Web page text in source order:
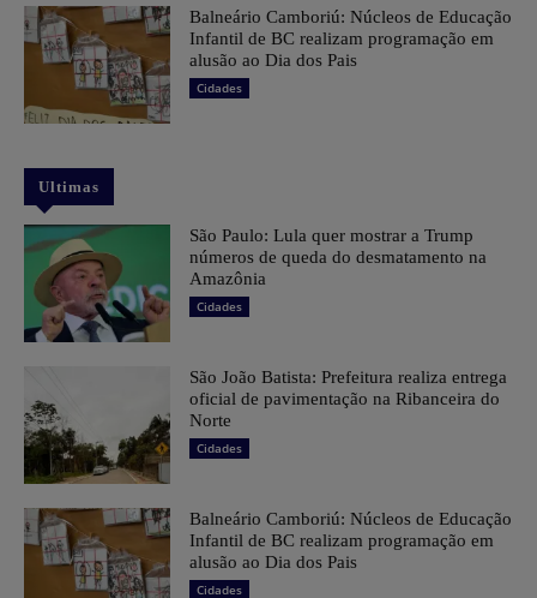
Balneário Camboriú: Núcleos de Educação
Infantil de BC realizam programação em
alusão ao Dia dos Pais
Cidades
Ultimas
São Paulo: Lula quer mostrar a Trump
números de queda do desmatamento na
Amazônia
Cidades
São João Batista: Prefeitura realiza entrega
oficial de pavimentação na Ribanceira do
Norte
Cidades
Balneário Camboriú: Núcleos de Educação
Infantil de BC realizam programação em
alusão ao Dia dos Pais
Cidades